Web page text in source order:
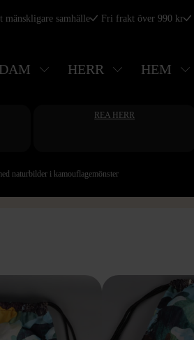
mänskligare samhälle Fri frakt över 990 kr
DAM HERR HEM
REA HERR
naturbilder i kamouflagemönster